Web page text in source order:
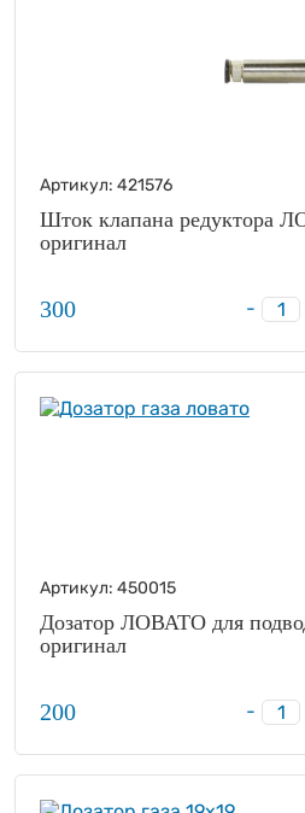
Артикул: 421576
Шток клапана редуктора
оригинал
300 -
Артикул: 450015
Дозатор ЛОВАТО для
оригинал
200 -